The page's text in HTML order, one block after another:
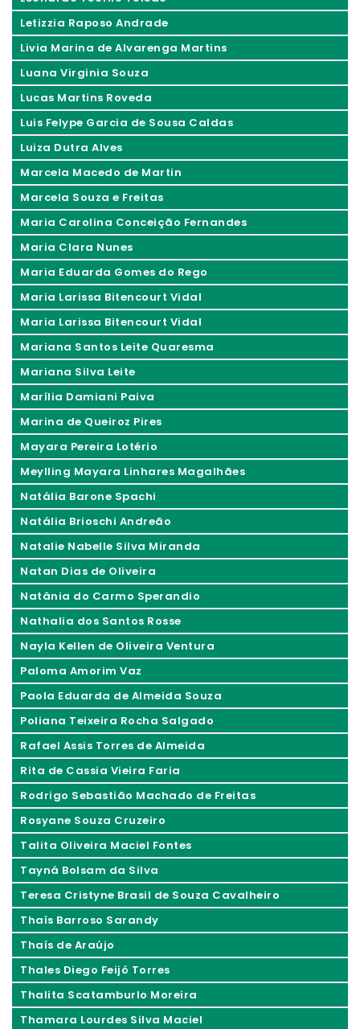
Letizzia Raposo Andrade
Livia Marina de Alvarenga Martins
Luana Virginia Souza
Lucas Martins Roveda
Luis Felype Garcia de Sousa Caldas
Luiza Dutra Alves
Marcela Macedo de Martin
Marcela Souza e Freitas
Maria Carolina Conceição Fernandes
Maria Clara Nunes
Maria Eduarda Gomes do Rego
Maria Larissa Bitencourt Vidal
Maria Larissa Bitencourt Vidal
Mariana Santos Leite Quaresma
Mariana Silva Leite
Marília Damiani Paiva
Marina de Queiroz Pires
Mayara Pereira Lotério
Meylling Mayara Linhares Magalhães
Natália Barone Spachi
Natália Brioschi Andreão
Natalie Nabelle Silva Miranda
Natan Dias de Oliveira
Natânia do Carmo Sperandio
Nathalia dos Santos Rosse
Nayla Kellen de Oliveira Ventura
Paloma Amorim Vaz
Paola Eduarda de Almeida Souza
Poliana Teixeira Rocha Salgado
Rafael Assis Torres de Almeida
Rita de Cassia Vieira Faria
Rodrigo Sebastião Machado de Freitas
Rosyane Souza Cruzeiro
Talita Oliveira Maciel Fontes
Tayná Bolsam da Silva
Teresa Cristyne Brasil de Souza Cavalheiro
Thaís Barroso Sarandy
Thaís de Araújo
Thales Diego Feijó Torres
Thalita Scatamburlo Moreira
Thamara Lourdes Silva Maciel